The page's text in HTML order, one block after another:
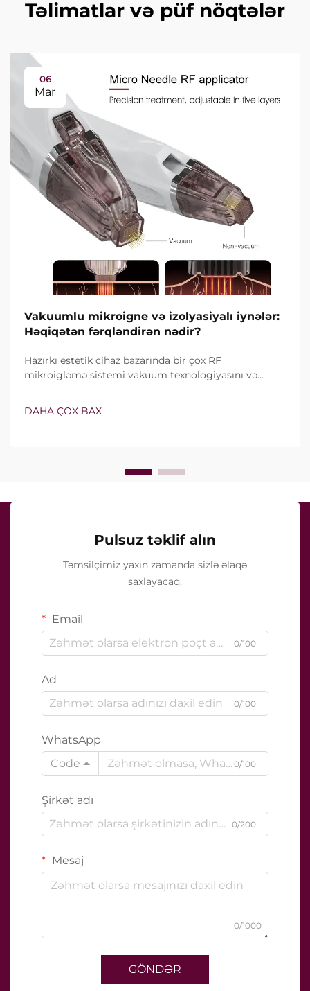
Təlimatlar və püf nöqtələr
06
Mar
Vakuumlu mikroigne və izolyasiyalı iynələr:
Həqiqətən fərqləndirən nədir?
Hazırkı estetik cihaz bazarında bir çox RF
mikroigləmə sistemi vakuum texnologiyasını və
deyil, onların klinik müalicə zamanı necə dəqiq işlədiyi
DAHA ÇOX BAX
Pulsuz təklif alın
Təmsilçimiz yaxın zamanda sizlə əlaqə
saxlayacaq.
Email
0/100
Ad
0/100
WhatsApp
Code
0/100
Şirkət adı
0/200
Mesaj
0/1000
GÖNDƏR